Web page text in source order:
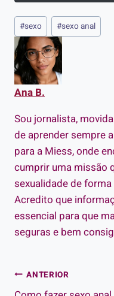
Tags
do
Post:
#sexo #sexo anal
Ana B.
Sou jornalista,
de aprender sempre
para a Miess, onde
cumprir uma missão
sexualidade de
Acredito que
essencial para que
seguras e bem
Navegação
ANTERIOR